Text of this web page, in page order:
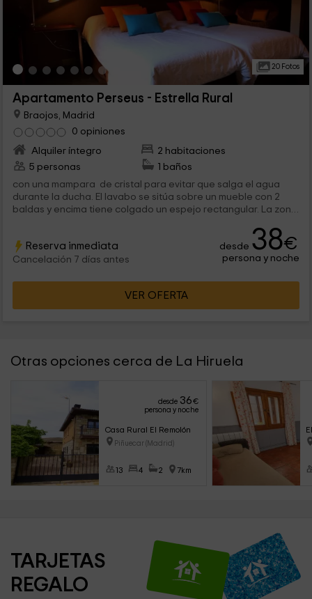
20 Fotos
Apartamento Perseus - Estrella Rural
Braojos, Madrid
0 opiniones
Alquiler íntegro
2 habitaciones
5 personas
1 baños
con una mampara de cristal para evitar que salga el agua
durante la ducha. El lavabo se sitúa sobre un mueble con 2
baldas y encima tiene colgado un espejo rectangular. La zona
Reserva inmediata
Cancelación 7 días antes
desde 38€
persona y noche
VER OFERTA
Otras opciones cerca de La Hiruela
desde 36€
persona y noche
Casa Rural El Remolón
Piñuecar (Madrid)
13 4 2 7km
TARJETAS
REGALO